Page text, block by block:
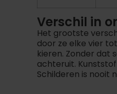
Verschil in
Het grootste
door ze elke vier
kieren. Zonder dat
achteruit.
Schilderen is nooit